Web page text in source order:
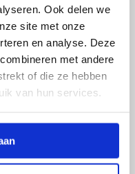
Ook delen we
site met onze
en analyse. Deze
met andere
of die ze hebben
van hun services.
deelsectoren
mee. Wanneer
is nog onbekend. •
naar
wil dit jaar
praten om
project bevindt
fase. • Beter
in huis
adviseur bij het